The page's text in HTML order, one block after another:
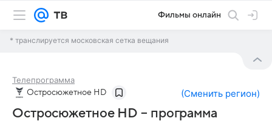
Фильмы онлайн
* транслируется московская сетка вещания
Телепрограмма
Остросюжетное HD (Сменить регион)
Остросюжетное HD – программа